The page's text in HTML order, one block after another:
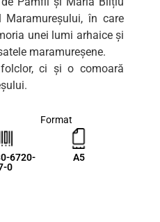
în care
unei lumi arhaice și
maramureșene.
ci și o comoară
6720-
0
Format
A5